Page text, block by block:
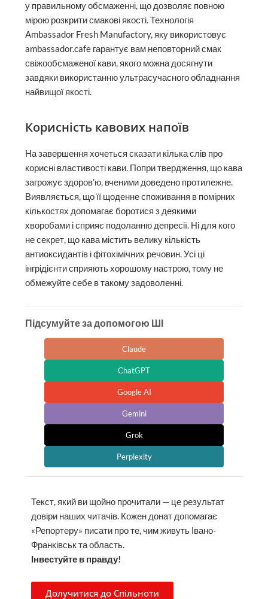
у правильному обсмаженні, що дозволяє повною
мірою розкрити смакові якості. Технологія
Ambassador Fresh Manufactory, яку використовує
ambassador.cafe гарантує вам неповторний смак
свіжообсмаженої кави, якого можна досягнути
завдяки використанню ультрасучасного обладнання
найвищої якості.
Корисність кавових напоїв
На завершення хочеться сказати кілька слів про
корисні властивості кави. Попри твердження, що кава
загрожує здоров’ю, вченими доведено протилежне.
Виявляється, що її щоденне споживання в помірних
кількостях допомагає боротися з деякими
хворобами і сприяє подоланню депресії. Ні для кого
не секрет, що кава містить велику кількість
антиоксидантів і фітохімічних речовин. Усі ці
інгрідієнти сприяють хорошому настрою, тому не
обмежуйте себе в такому задоволенні.
Підсумуйте за допомогою ШІ
Claude
ChatGPT
Google AI
Gemini
Grok
Perplexity
Текст, який ви щойно прочитали — це результат
довіри наших читачів. Кожен донат допомагає
«Репортеру» писати про те, чим живуть Івано-
Франківськ та область.
Інвестуйте в правду!
Долучитися до Спільноти